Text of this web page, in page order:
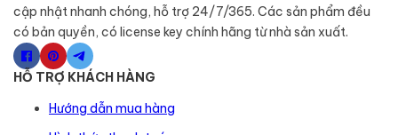
cập nhật nhanh chóng, hỗ trợ 24/7/365. Các sản phẩm đều
có bản quyền, có license key chính hãng từ nhà sản xuất.
HỖ TRỢ KHÁCH HÀNG
Hướng dẫn mua hàng